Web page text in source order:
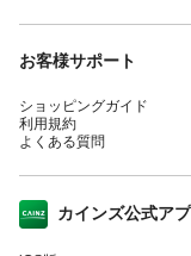
お客様サポート
ショッピングガイド
利用規約
よくある質問
カインズ公式アプ